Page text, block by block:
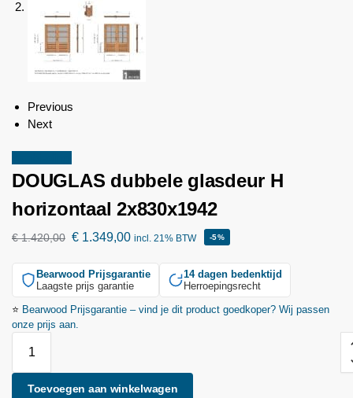
Previous
Next
DOUGLAS dubbele glasdeur H
horizontaal 2x830x1942
€1.420,00 € 1.349,00 incl. 21% BTW -5%
Bearwood Prijsgarantie
Laagste prijs garantie
14 dagen bedenktijd
Herroepingsrecht
⭐ Bearwood Prijsgarantie – vind je dit product goedkoper? Wij passen
onze prijs aan.
Toevoegen aan winkelwagen